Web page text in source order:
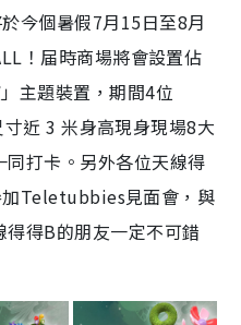
今個暑假7月15日至8月
！届時商場將會設置佔
主題裝置，期間4位
近 3 米身高現身現場8大
打卡。另外各位天線得
Teletubbies見面會，與
得B的朋友一定不可錯